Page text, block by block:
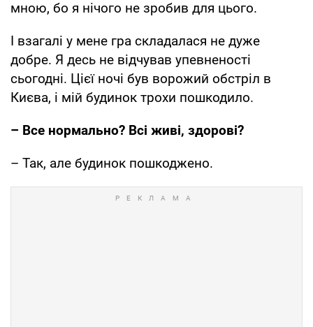
мною, бо я нічого не зробив для цього.
І взагалі у мене гра складалася не дуже
добре. Я десь не відчував упевненості
сьогодні. Цієї ночі був ворожий обстріл в
Києва, і мій будинок трохи пошкодило.
– Все нормально? Всі живі, здорові?
– Так, але будинок пошкоджено.